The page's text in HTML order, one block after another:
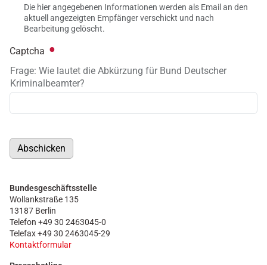
Die hier angegebenen Informationen werden als Email an den
aktuell angezeigten Empfänger verschickt und nach
Bearbeitung gelöscht.
Captcha
Frage: Wie lautet die Abkürzung für Bund Deutscher
Kriminalbeamter?
Abschicken
Bundesgeschäftsstelle
Wollankstraße 135
13187 Berlin
Telefon +49 30 2463045-0
Telefax +49 30 2463045-29
Kontaktformular